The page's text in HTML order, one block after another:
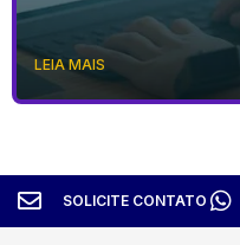
LEIA MAIS
SOLICITE CONTATO